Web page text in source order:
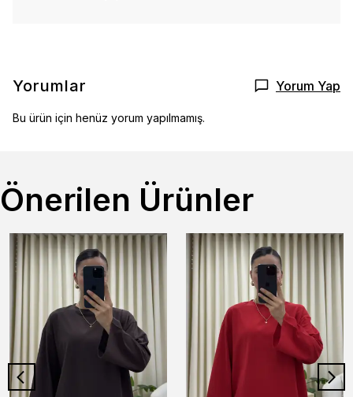
Yorumlar Yorum Yap
Bu ürün için henüz yorum yapılmamış.
Önerilen Ürünler